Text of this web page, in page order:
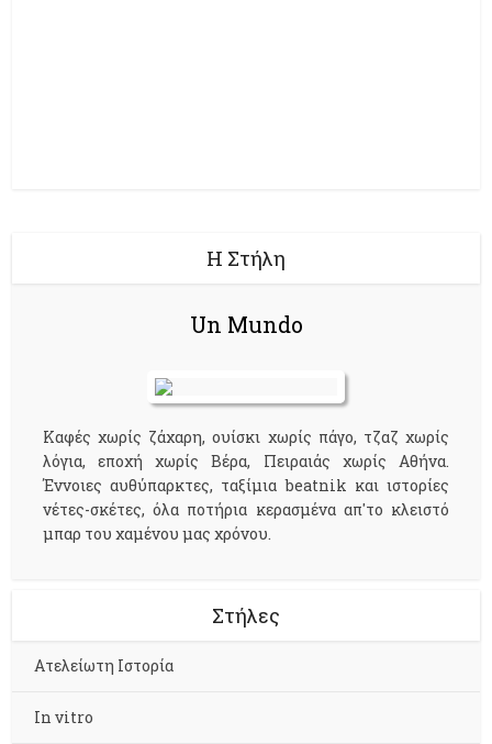
Η Στήλη
Un Mundo
Kαφές χωρίς ζάχαρη, ουίσκι χωρίς πάγο, τζαζ χωρίς
λόγια, εποχή χωρίς Βέρα, Πειραιάς χωρίς Αθήνα.
Έννοιες αυθύπαρκτες, ταξίμια beatnik και ιστορίες
νέτες-σκέτες, όλα ποτήρια κερασμένα απ'το κλειστό
μπαρ του χαμένου μας χρόνου.
Στήλες
Aτελείωτη Ιστορία
In vitro